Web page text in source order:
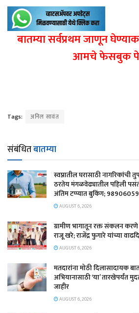
बातम्या सर्वप्रथम जाणून
आमचे फेसबुक
Tags: अनिल सावंत
संबंधितबातम्या
स्वप्नातील घरासाठी नागरिकांची
ठरतेय मंगळवेढ्यातील पहिली
अंतिम टप्प्यात बुकिंग;
AUGUST 6, 2026
ग्रामीण भागातून रक्त संकलन
राजू खरे; राजेंद्र फुगारे यांच्या
AUGUST 6, 2026
मतदारांना मोठी दिलासादायक
अभियानासाठी ‘या’ तारखेपर्यंत
जाहीर
AUGUST 6, 2026